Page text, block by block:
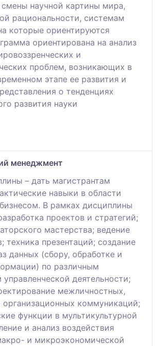
научной картины мира,
рациональности, системам
которые ориентируются
ориентирована на анализ
и
проблем, возникающих в
этапе ее развития и
о тенденциях
развития науки
менеджмент
– дать магистрантам
навыки в области
В рамках дисциплины
проектов и стратегий;
мастерства; ведение
техника презентаций; создание
данных (сбору, обработке и
по различным
управленческой деятельности;
межличностных,
организационных коммуникаций;
функции в мультикультурной
и анализ воздействия
и микроэкономической